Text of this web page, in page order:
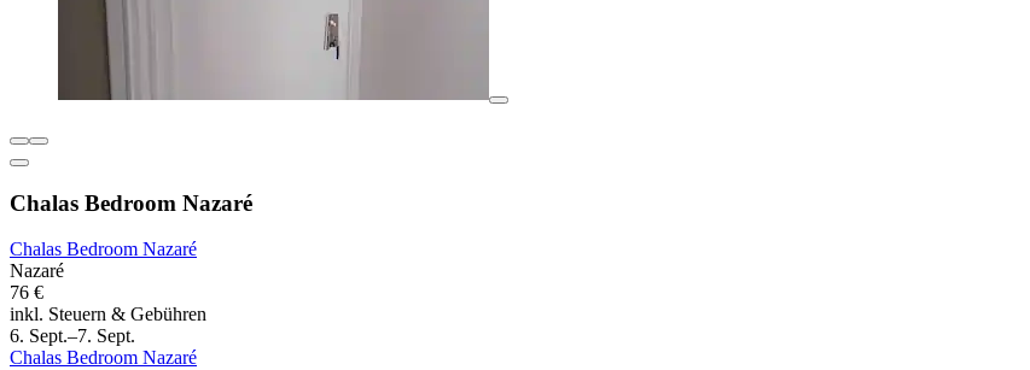
Chalas Bedroom Nazaré
Chalas Bedroom Nazaré
Nazaré
76 €
inkl. Steuern & Gebühren
6. Sept.–7. Sept.
Chalas Bedroom Nazaré